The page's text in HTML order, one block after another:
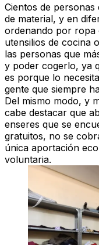
Cientos de
de material, y en
ordenando por ropa
utensilios de cocina
las personas que
y poder cogerlo, ya
es porque lo
gente que siempre
Del mismo modo, y
cabe destacar que
enseres que se
gratuitos, no se
única aportación
voluntaria.